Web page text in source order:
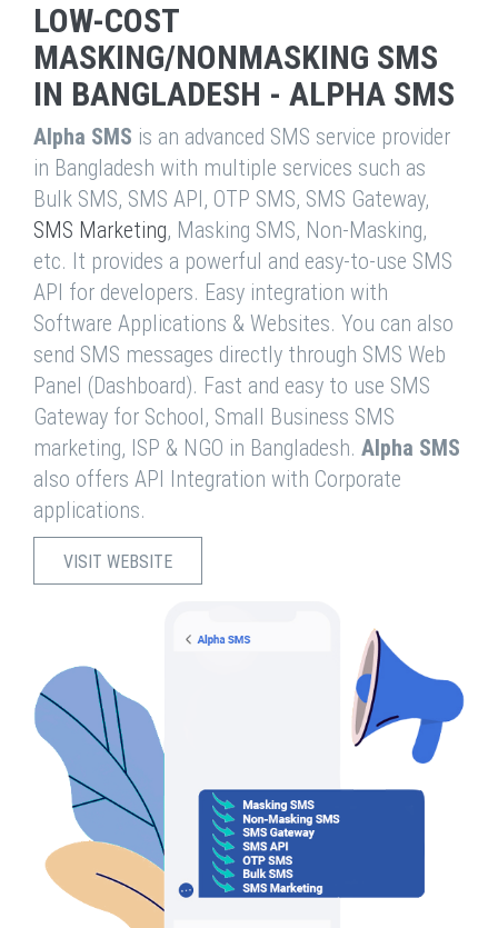
LOW-COST
MASKING/NONMASKING SMS
IN BANGLADESH - ALPHA SMS
Alpha SMS is an advanced SMS service provider
in Bangladesh with multiple services such as
Bulk SMS, SMS API, OTP SMS, SMS Gateway,
SMS Marketing, Masking SMS, Non-Masking,
etc. It provides a powerful and easy-to-use SMS
API for developers. Easy integration with
Software Applications & Websites. You can also
send SMS messages directly through SMS Web
Panel (Dashboard). Fast and easy to use SMS
Gateway for School, Small Business SMS
marketing, ISP & NGO in Bangladesh. Alpha SMS
also offers API Integration with Corporate
applications.
VISIT WEBSITE